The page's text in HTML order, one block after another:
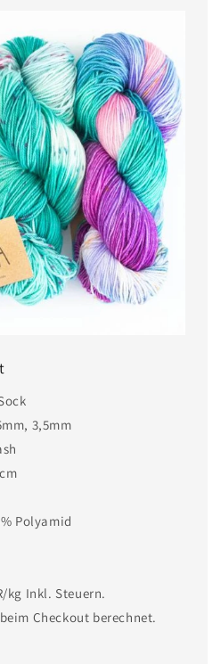
3,5mm
Polyamid
kg Inkl. Steuern.
Checkout berechnet.